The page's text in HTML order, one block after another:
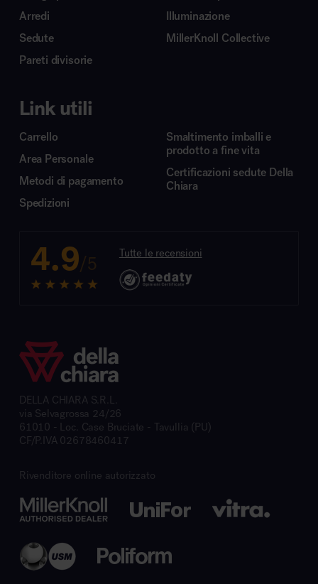
Arredi
Sedute
Pareti divisorie
Illuminazione
MillerKnoll Collective
Link utili
Carrello
Area Personale
Metodi di pagamento
Spedizioni
Smaltimento imballi e
prodotto a fine vita
Certificazioni sedute Della
Chiara
4.9/5 Tutte le recensioni
DELLA CHIARA S.R.L.
via Selvagrossa 24/26
61010 - Loc. Case Bruciate - Tavullia (PU)
CF/P.IVA 02678460417
Rivenditore online autorizzato